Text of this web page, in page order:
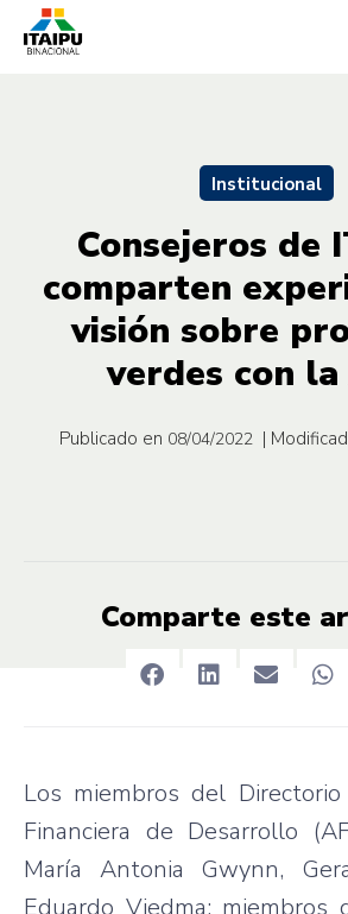
Institucional
Consejeros de
comparten
visión sobre
verdes con la
Publicado en 08/04/2022 |
Comparte este
Los miembros del
Financiera de Desarrollo
María Antonia Gwynn,
Eduardo Viedma; miembros